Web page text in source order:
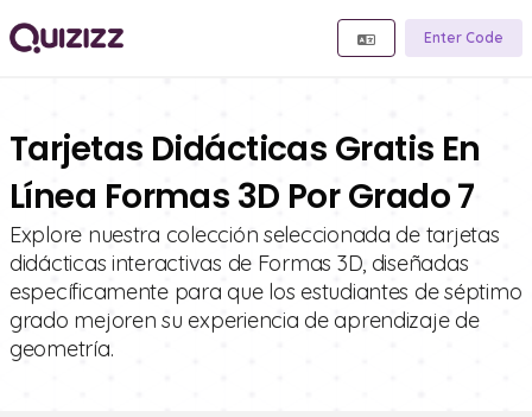
Enter Code
Tarjetas Didácticas Gratis En
Línea Formas 3D Por Grado 7
Explore nuestra colección seleccionada de tarjetas
didácticas interactivas de Formas 3D, diseñadas
específicamente para que los estudiantes de séptimo
grado mejoren su experiencia de aprendizaje de
geometría.